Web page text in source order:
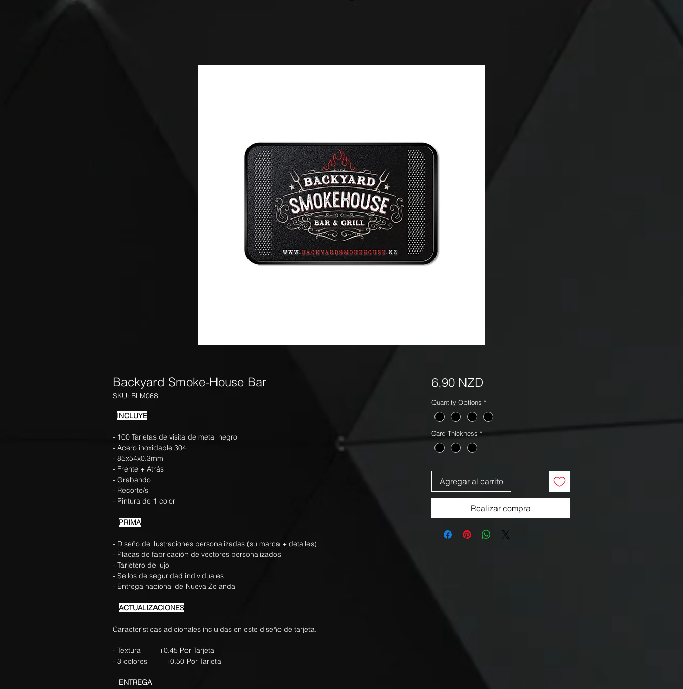
Backyard Smoke-House Bar
SKU: BLM068
INCLUYE
- 100 Tarjetas de visita de metal negro
- Acero inoxidable 304
- 85x54x0.3mm
- Frente + Atrás
- Grabando
- Recorte/s
- Pintura de 1 color
PRIMA
- Diseño de ilustraciones personalizadas (su marca + detalles)
- Placas de fabricación de vectores personalizados
- Tarjetero de lujo
- Sellos de seguridad individuales
- Entrega nacional de Nueva Zelanda
ACTUALIZACIONES
Características adicionales incluidas en este diseño de tarjeta.
- Textura +0.45 Por Tarjeta
- 3 colores +0.50 Por Tarjeta
ENTREGA
6,90 NZDPrecio
Quantity Options *
Card Thickness *
Agregar al carrito
Realizar compra